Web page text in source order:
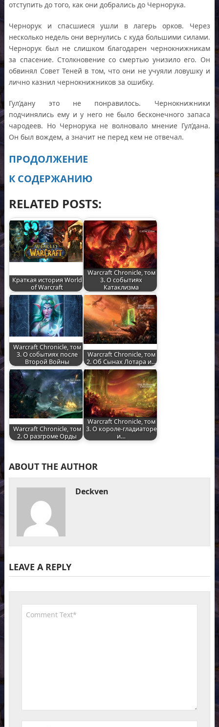
отступить до того, как они добрались до Чернорука.
Чернорук и спасшиеся ушли в лагерь орков. Через
несколько недель они вернулись с куда большими силами.
Чернорук был не слишком благодарен чернокнижникам
за спасение. Столкновение со смертью унизило его. Он
обвинял Совет Теней в том, что они не учуяли ловушку и
лично казнил чернокнижников за ошибку.
Гул’дану это не понравилось. Чернокнижники
подчинялись ему и у него не было бесконечного запаса
чародеев. Но Чернорука не волновало мнение Гул’дана.
Он был вождем, а значит не перед кем не отвечал.
ПРОДОЛЖЕНИЕ
К СОДЕРЖАНИЮ
RELATED POSTS:
Краткая история World
of Warcraft
Warcraft Chronicle, том
3. О событиях
Катаклизма
Warcraft Chronicle, том
3. О событиях после
Второй Войны
Warcraft Chronicle, том
2. Об Сынах Лотара и…
Warcraft Chronicle, том
2. О разгроме Орды
Warcraft Chronicle, том
3. О короле-гладиаторе
и…
ABOUT THE AUTHOR
Deckven
LEAVE A REPLY